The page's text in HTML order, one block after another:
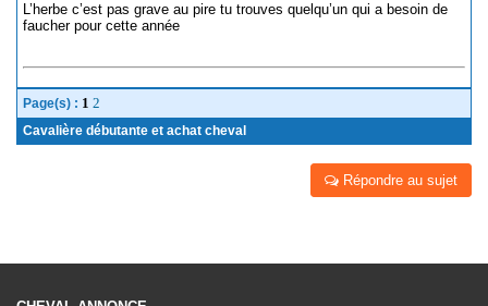
L’herbe c’est pas grave au pire tu trouves quelqu’un qui a besoin de
faucher pour cette année
Page(s) : 1 2
Cavalière débutante et achat cheval
Répondre au sujet